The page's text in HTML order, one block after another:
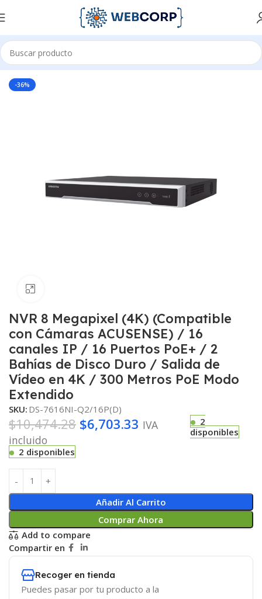
Inicio CCTV NVRS (GRABADOR DE VIDEO EN RED)
-36%
NVR 8 Megapixel (4K) (Compatible
con Cámaras ACUSENSE) / 16
canales IP / 16 Puertos PoE+ / 2
Bahías de Disco Duro / Salida de
Vídeo en 4K / 300 Metros PoE Modo
Extendido
SKU: DS-7616NI-Q2/16P(D)
$10,474.28 $6,703.33 IVA
incluido
2
disponibles
2 disponibles
Añadir Al Carrito
Comprar Ahora
Add to compare
Compartir en
Recoger en tienda
Puedes pasar por tu producto a la